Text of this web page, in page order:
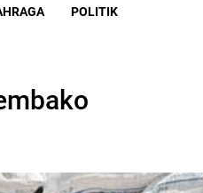
POLITIK